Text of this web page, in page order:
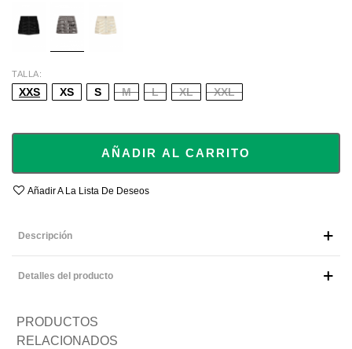
TALLA
XXS XS S M L XL XXL
AÑADIR AL CARRITO
Añadir A La Lista De Deseos
Descripción
Detalles del producto
PRODUCTOS
RELACIONADOS